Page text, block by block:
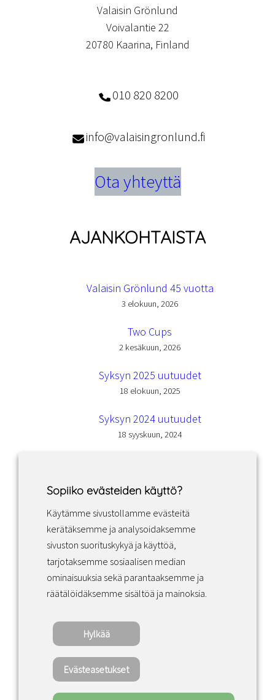
Valaisin Grönlund
Voivalantie 22
20780 Kaarina, Finland
010 820 8200
info@valaisingronlund.fi
Ota yhteyttä
AJANKOHTAISTA
Valaisin Grönlund 45 vuotta
3 elokuun, 2026
Two Cups
2 kesäkuun, 2026
Syksyn 2025 uutuudet
18 elokuun, 2025
Syksyn 2024 uutuudet
18 syyskuun, 2024
Facebook Instagram LinkedIn
Sopimusehdot
Copyright ©2022 · Valaisin Grönlund – All
Rights Reserved
Sopiiko evästeiden käyttö?
Käytämme sivustollamme evästeitä
kerätäksemme ja analysoidaksemme
sivuston suorituskykyä ja käyttöä,
tarjotaksemme sosiaalisen median
ominaisuuksia sekä parantaaksemme ja
räätälöidäksemme sisältöä ja mainoksia.
Hylkää
Evästeasetukset